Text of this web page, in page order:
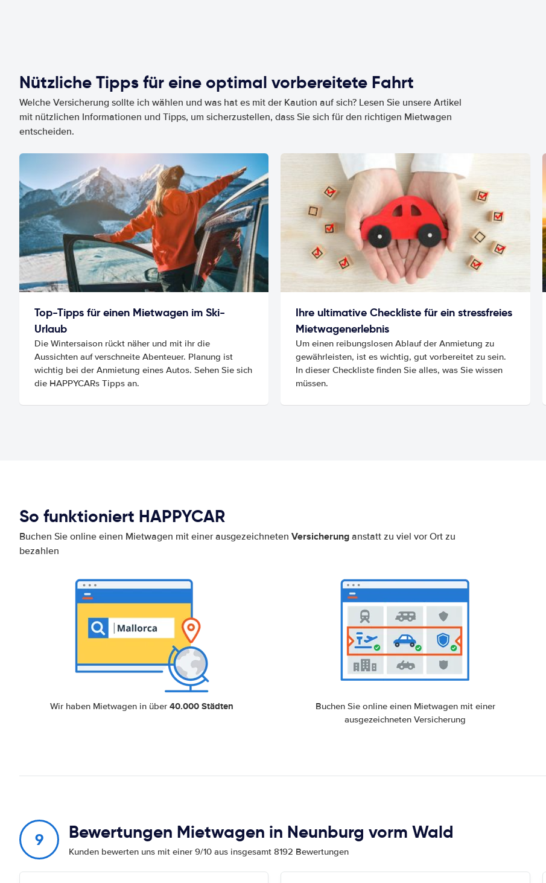
Nützliche Tipps für eine optimal vorbereitete Fahrt
Welche Versicherung sollte ich wählen und was hat es mit der Kaution auf sich? Lesen Sie unsere Artikel
mit nützlichen Informationen und Tipps, um sicherzustellen, dass Sie sich für den richtigen Mietwagen
entscheiden.
Top-Tipps für einen Mietwagen im Ski-
Urlaub
Die Wintersaison rückt näher und mit ihr die
Aussichten auf verschneite Abenteuer. Planung ist
wichtig bei der Anmietung eines Autos. Sehen Sie sich
die HAPPYCARs Tipps an.
Ihre ultimative Checkliste für ein stressfreies
Mietwagenerlebnis
Um einen reibungslosen Ablauf der Anmietung zu
gewährleisten, ist es wichtig, gut vorbereitet zu sein.
In dieser Checkliste finden Sie alles, was Sie wissen
müssen.
So funktioniert HAPPYCAR
Buchen Sie online einen Mietwagen mit einer ausgezeichneten Versicherung anstatt zu viel vor Ort zu
bezahlen
Wir haben Mietwagen in über40.000 Städten
Buchen Sie online einen Mietwagen mit einer
ausgezeichneten Versicherung
9 Bewertungen Mietwagen in Neunburg vorm Wald
Kunden bewerten uns mit einer 9/10 aus insgesamt 8192 Bewertungen